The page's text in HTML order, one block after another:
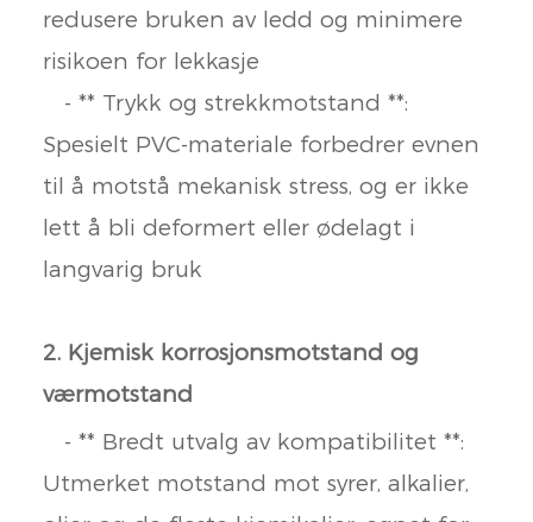
redusere bruken av ledd og minimere
risikoen for lekkasje
- ** Trykk og strekkmotstand **:
Spesielt PVC-materiale forbedrer evnen
til å motstå mekanisk stress, og er ikke
lett å bli deformert eller ødelagt i
langvarig bruk
2. Kjemisk korrosjonsmotstand og
værmotstand
- ** Bredt utvalg av kompatibilitet **:
Utmerket motstand mot syrer, alkalier,